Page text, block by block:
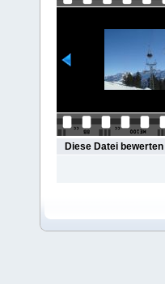
Diese Datei bewerten